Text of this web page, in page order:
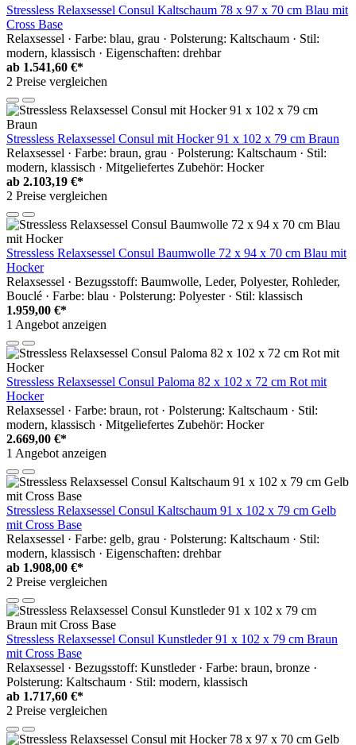
Stressless Relaxsessel Consul Kaltschaum 78 x 97 x 70 cm Blau mit
Cross Base
Relaxsessel · Farbe: blau, grau · Polsterung: Kaltschaum · Stil:
modern, klassisch · Eigenschaften: drehbar
ab 1.541,60 €*
2 Preise vergleichen
Stressless Relaxsessel Consul mit Hocker 91 x 102 x 79 cm Braun
Relaxsessel · Farbe: braun, grau · Polsterung: Kaltschaum · Stil:
modern, klassisch · Mitgeliefertes Zubehör: Hocker
ab 2.103,19 €*
2 Preise vergleichen
Stressless Relaxsessel Consul Baumwolle 72 x 94 x 70 cm Blau mit
Hocker
Relaxsessel · Bezugsstoff: Baumwolle, Leder, Polyester, Rohleder,
Bouclé · Farbe: blau · Polsterung: Polyester · Stil: klassisch
1.959,00 €*
1 Angebot anzeigen
Stressless Relaxsessel Consul Paloma 82 x 102 x 72 cm Rot mit
Hocker
Relaxsessel · Farbe: braun, rot · Polsterung: Kaltschaum · Stil:
modern, klassisch · Mitgeliefertes Zubehör: Hocker
2.669,00 €*
1 Angebot anzeigen
Stressless Relaxsessel Consul Kaltschaum 91 x 102 x 79 cm Gelb
mit Cross Base
Relaxsessel · Farbe: gelb, grau · Polsterung: Kaltschaum · Stil:
modern, klassisch · Eigenschaften: drehbar
ab 1.908,00 €*
2 Preise vergleichen
Stressless Relaxsessel Consul Kunstleder 91 x 102 x 79 cm Braun
mit Cross Base
Relaxsessel · Bezugsstoff: Kunstleder · Farbe: braun, bronze ·
Polsterung: Kaltschaum · Stil: modern, klassisch
ab 1.717,60 €*
2 Preise vergleichen